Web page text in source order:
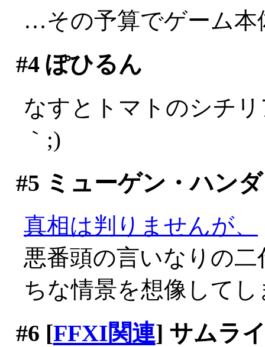
…その予算でゲーム本
#4ぽひるん
なすとトマトのシチ
｀;)
#5 ミューゲン・ハンダ
真相は判りませんが、
悪番頭の言いなりの
ちな情景を想像して
#6 [FFXI関連] サムラ